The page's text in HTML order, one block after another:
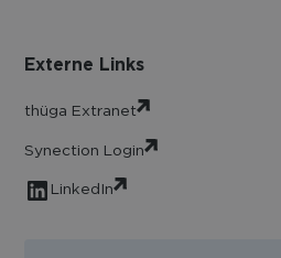
Externe Links
thüga Extranet
Synection Login
LinkedIn